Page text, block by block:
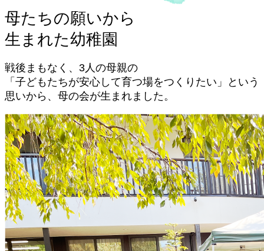
母たちの願いから
生まれた幼稚園
戦後まもなく、3人の母親の
「子どもたちが安心して育つ場をつくりたい」
という
思いから、母の会が生まれました。